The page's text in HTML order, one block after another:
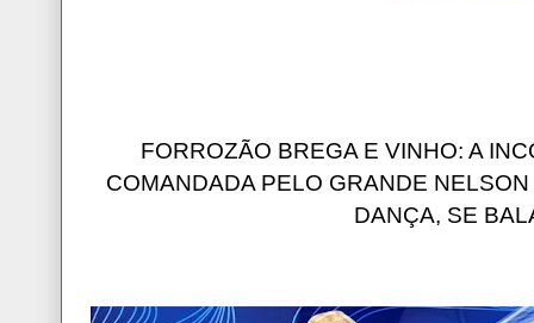
FORROZÃO BREGA E VINHO: A
COMANDADA PELO GRANDE
DANÇA, SE